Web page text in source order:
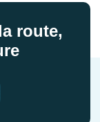
route,